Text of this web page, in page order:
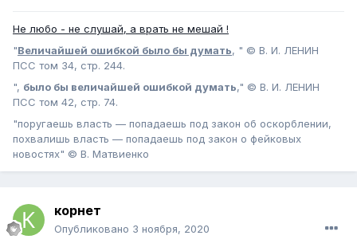
Не любо - не слушай, а врать не мешай !
"Величайшей ошибкой было бы думать, " © В. И. ЛЕНИН
ПСС том 34, стр. 244.
", было бы величайшей ошибкой думать," © В. И. ЛЕНИН
ПСС том 42, стр. 74.
"поругаешь власть — попадаешь под закон об оскорблении,
похвалишь власть — попадаешь под закон о фейковых
новостях" © В. Матвиенко
корнет
Опубликовано 3 ноября, 2020